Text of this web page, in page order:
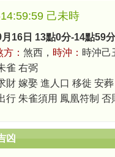
己未時
16日 13點0分-14點59分
方： 煞西， 時沖： 時沖己
雀 右弼
財 嫁娶 進人口 移徙 安葬
行 朱雀須用 鳳凰符制 否
凶